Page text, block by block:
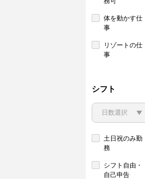
体を動かす仕
事
リゾートの仕
事
シフト
土日祝のみ勤
務
シフト自由・
自己申告